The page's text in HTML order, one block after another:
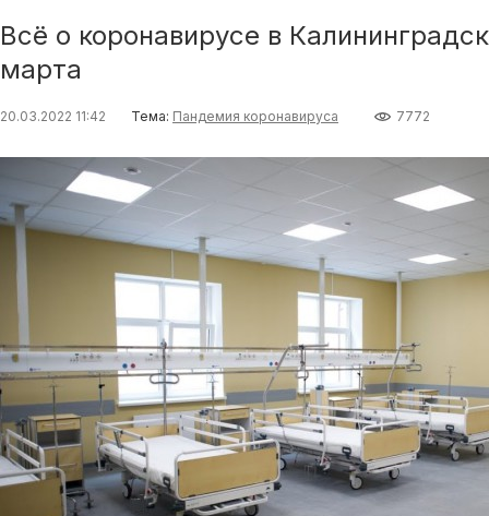
Всё о коронавирусе в
марта
20.03.2022 11:42 Тема: Пандемия коронавируса 7772